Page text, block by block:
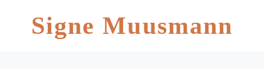
Signe Muusmann